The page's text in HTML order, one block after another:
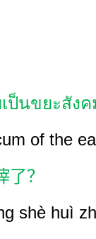
ป็นขยะสัง
of the
？
shè huì